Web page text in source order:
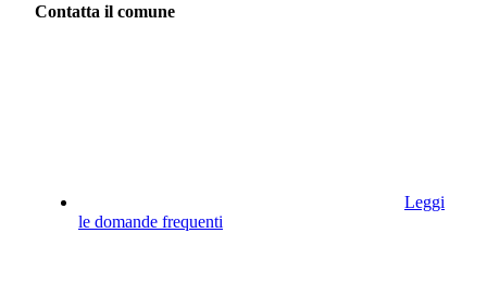
Contatta il comune
Leggi
le domande frequenti